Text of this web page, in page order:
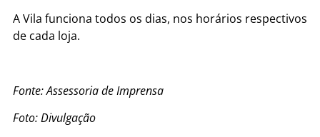
A Vila funciona todos os dias, nos horários respectivos
de cada loja.
Fonte: Assessoria de Imprensa
Foto: Divulgação